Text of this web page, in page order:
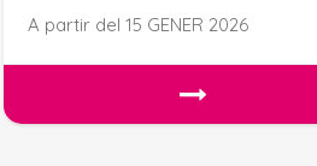
DE LA CULTURA ENTRE
A partir del 15 GENER 2026
CONÈIXER